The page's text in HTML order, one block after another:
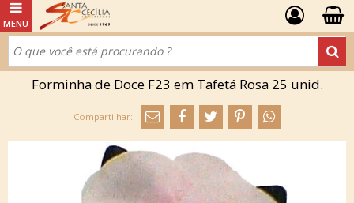
Forminha de Doce F23 em Tafetá Rosa 25 unid.